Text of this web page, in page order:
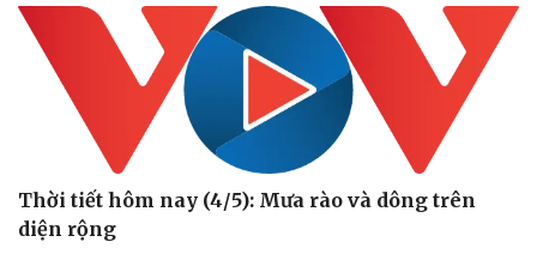
Thể thao
Bóng đá
Ô tô - Xe máy
Thời tiết hôm nay (4/5): Mưa rào và dông trên
diện rộng